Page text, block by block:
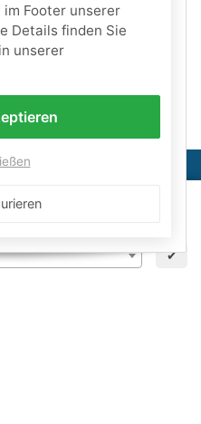
und Artikel für deinen
✔
Footer unserer
Details finden Sie
unserer